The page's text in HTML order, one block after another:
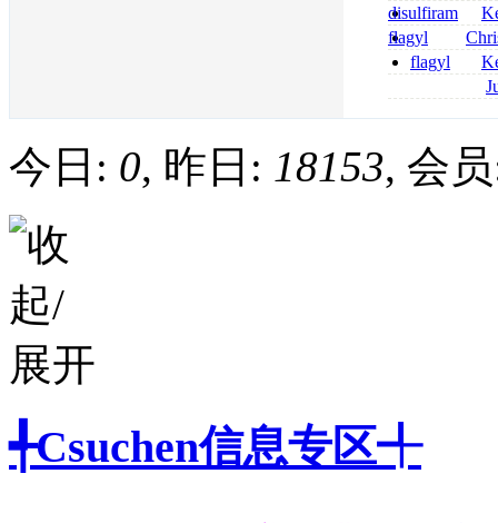
pregabalin 300
dapsone site
disulfiram
sans
flagyl
senza
flagyl si può co
flagyl
online
今日: 0, 昨日: 18153, 会
╃Csuchen信息专区╃